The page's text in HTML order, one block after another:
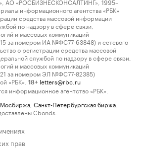
АО «РОСБИЗНЕСКОНСАЛТИНГ», 1995–
информационного агентства «РБК»
средства массовой информации
по надзору в сфере связи,
и массовых коммуникаций
за номером ИА №ФС77-63848) и сетевого
о регистрации средства массовой
службой по надзору в сфере связи,
и массовых коммуникаций
за номером ЭЛ №ФС77-82385)
«РБК».
18+ letters@rbc.ru
информационное агентство «РБК».
Мосбиржа Санкт-Петербургская биржа
Cbonds.
прав